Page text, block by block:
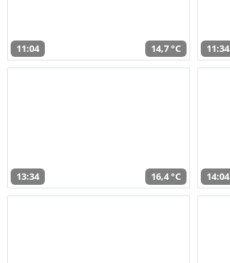
11:04 14,7 °C 11:34
13:34 16,4 °C 14:04